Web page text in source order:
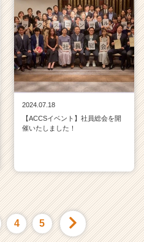
2024.07.18
【ACCSイベント】社員総会を開
催いたしました！
4 5